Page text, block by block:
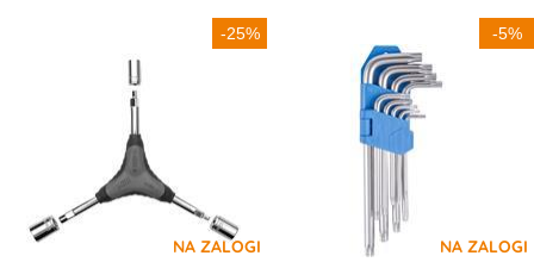
-25% -5%